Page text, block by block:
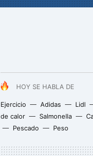
HOY SE HABLA DE
Ejercicio Adidas Lidl
de calor
Salmonella
Pescado
Peso